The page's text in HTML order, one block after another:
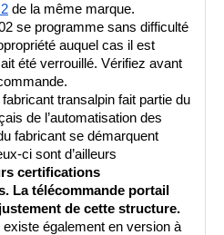
de la même marque.
se programme sans difficulté
auquel cas il est
été verrouillé. Vérifiez avant
transalpin fait partie du
de l’automatisation des
fabricant se démarquent
certifications
La télécommande portail
de cette structure.
existe également en version à